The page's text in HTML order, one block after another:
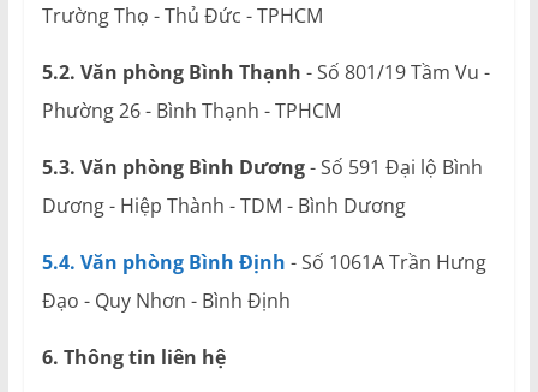
Trường Thọ - Thủ Đức - TPHCM
5.2. Văn phòng Bình Thạnh - Số 801/19 Tầm Vu -
Phường 26 - Bình Thạnh - TPHCM
5.3. Văn phòng Bình Dương- Số 591 Đại lộ Bình
Dương - Hiệp Thành - TDM - Bình Dương
5.4. Văn phòng Bình Định - Số 1061A Trần Hưng
Đạo - Quy Nhơn - Bình Định
6. Thông tin liên hệ